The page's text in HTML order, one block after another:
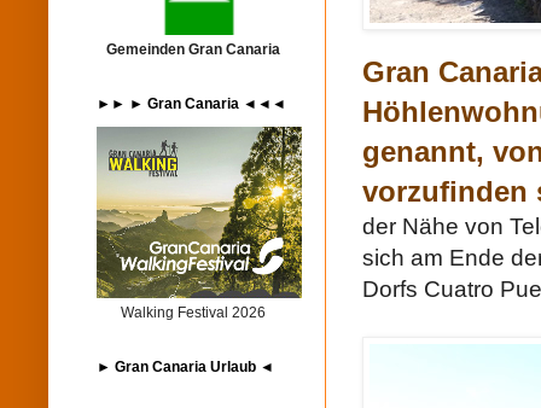
Gran
genannt,
vorzufinden
der Nähe von
sich am Ende
Dorfs Cuatro
Gemeinden Gran Canaria
►► ► Gran Canaria ◄◄◄
Walking Festival 2026
► Gran Canaria Urlaub ◄